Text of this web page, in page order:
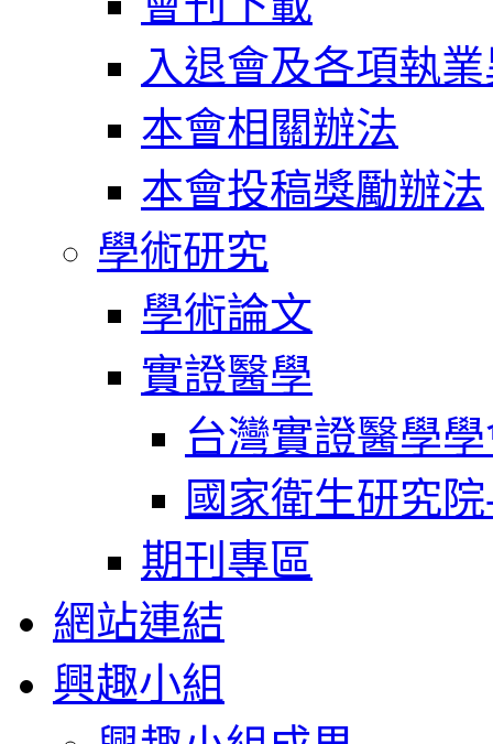
入退會及各項執
本會相關辦法
本會投稿獎勵辦法
學術研究
學術論文
實證醫學
台灣實證醫學
國家衛生研究
期刊專區
網站連結
興趣小組